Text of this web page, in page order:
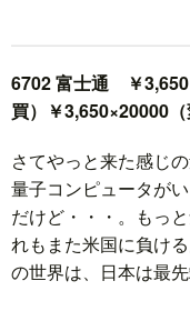
6702 富士通 ￥3,650
買）￥3,650×20000（
さてやっと来た感じ
量子コンピュータが
だけど・・・。もっ
れもまた米国に負け
の世界は、日本は最